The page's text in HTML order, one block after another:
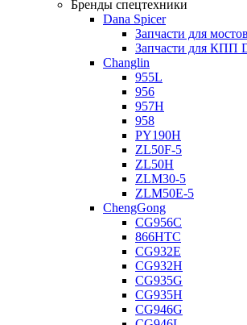
Бренды спецтехники
Dana Spicer
Запчасти для
Запчасти для КПП
Changlin
955L
956
957H
958
PY190H
ZL50F-5
ZL50H
ZLM30-5
ZLM50E-5
ChengGong
CG956C
866HTC
CG932E
CG932H
CG935G
CG935H
CG946G